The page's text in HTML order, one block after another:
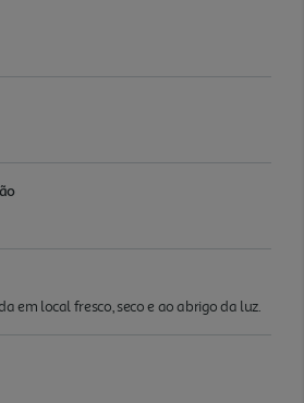
em local fresco, seco e ao abrigo da luz.